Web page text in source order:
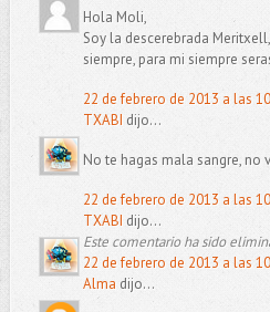
Hola Moli,
Soy la descerebrada
siempre, para mi siempre
22 de febrero de 2013 a las
TXABI dijo...
No te hagas mala sangre, no
22 de febrero de 2013 a las
TXABI dijo...
Este comentario ha sido
22 de febrero de 2013 a las
Alma dijo...